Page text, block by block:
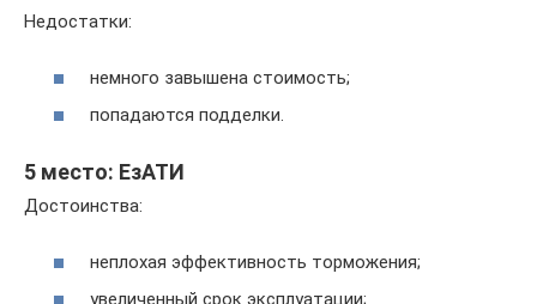
Недостатки:
немного завышена стоимость;
попадаются подделки.
5 место: ЕзАТИ
Достоинства:
неплохая эффективность торможения;
увеличенный срок эксплуатации;